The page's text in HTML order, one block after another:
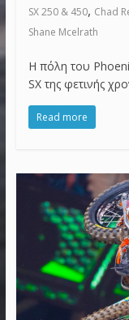
SX 250 & 450, Chad
Shane Mcelrath
Η πόλη του
SX της φετινής
Read more